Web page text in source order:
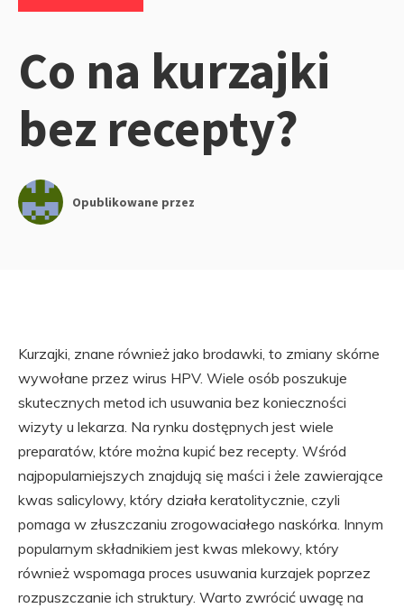
Co na kurzajki
bez recepty?
Opublikowane przez
Kurzajki, znane również jako brodawki, to zmiany skórne
wywołane przez wirus HPV. Wiele osób poszukuje
skutecznych metod ich usuwania bez konieczności
wizyty u lekarza. Na rynku dostępnych jest wiele
preparatów, które można kupić bez recepty. Wśród
najpopularniejszych znajdują się maści i żele zawierające
kwas salicylowy, który działa keratolitycznie, czyli
pomaga w złuszczaniu zrogowaciałego naskórka. Innym
popularnym składnikiem jest kwas mlekowy, który
również wspomaga proces usuwania kurzajek poprzez
rozpuszczanie ich struktury. Warto zwrócić uwagę na